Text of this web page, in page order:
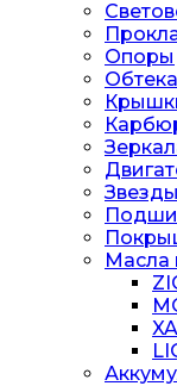
Опоры
Масла